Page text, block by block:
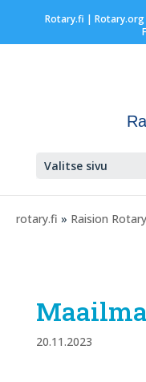
Rotary.fi | Rotary.org
Valitse sivu
rotary.fi » Raision
20.11.2023